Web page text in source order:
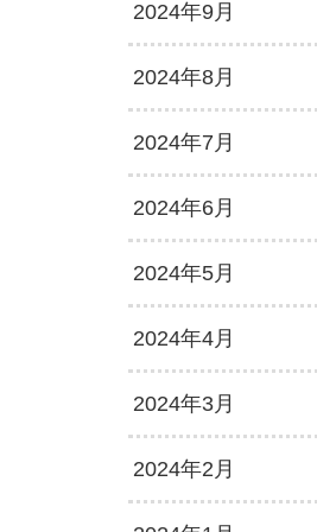
2024年9月
2024年8月
2024年7月
2024年6月
2024年5月
2024年4月
2024年3月
2024年2月